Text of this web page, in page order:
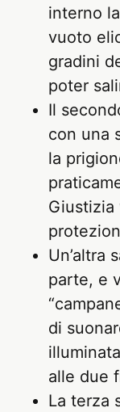
interno
vuoto
gradini
poter
Il
con una
la
Un’altra
parte, e
di
alle due
La terza